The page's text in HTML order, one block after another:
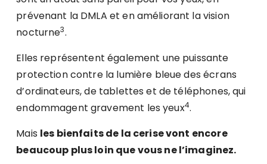
prévenant la DMLA et en améliorant la vision
nocturne3.
Elles représentent également une puissante
protection contre la lumière bleue des écrans
d’ordinateurs, de tablettes et de téléphones, qui
endommagent gravement les yeux4.
Mais les bienfaits de la cerise vont encore
beaucoup plus loin que vous ne l’imaginez.